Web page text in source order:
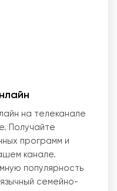
на телеканале
Получайте
программ и
канале.
популярность
семейно-